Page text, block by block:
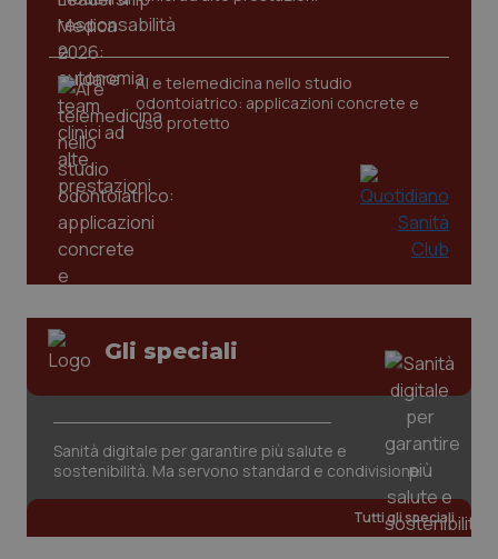
AI e telemedicina nello studio
odontoiatrico: applicazioni concrete e
uso protetto
Gli speciali
Sanità digitale per garantire più salute e
sostenibilità. Ma servono standard e condivisione
Tutti gli speciali